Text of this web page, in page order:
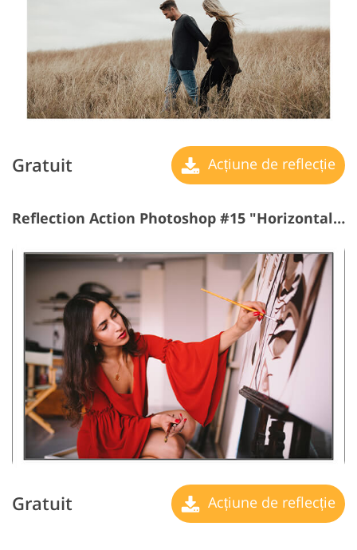
Gratuit Acțiune de reflecție
Reflection Action Photoshop #15 "Horizontal Lines"
Gratuit Acțiune de reflecție